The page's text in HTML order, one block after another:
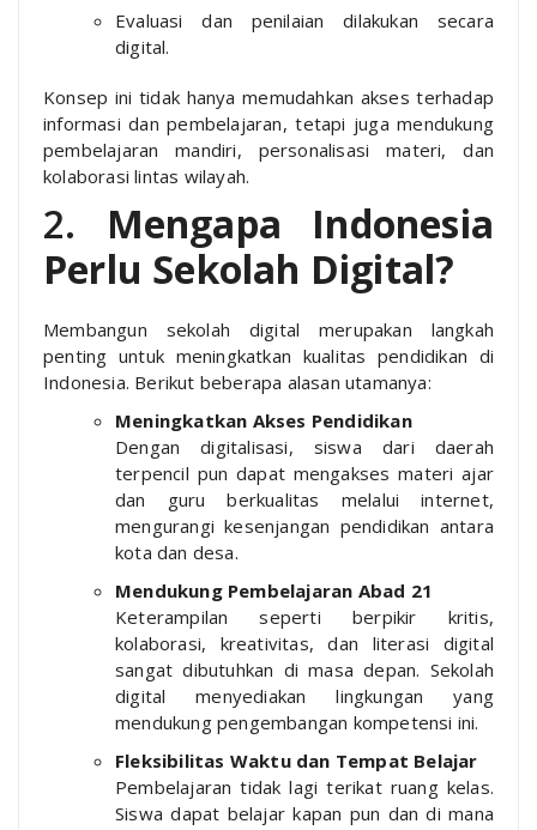
Evaluasi dan penilaian dilakukan secara
digital.
Konsep ini tidak hanya memudahkan akses terhadap
informasi dan pembelajaran, tetapi juga mendukung
pembelajaran mandiri, personalisasi materi, dan
kolaborasi lintas wilayah.
2. Mengapa Indonesia
Perlu Sekolah Digital?
Membangun sekolah digital merupakan langkah
penting untuk meningkatkan kualitas pendidikan di
Indonesia. Berikut beberapa alasan utamanya:
Meningkatkan Akses Pendidikan
Dengan digitalisasi, siswa dari daerah
terpencil pun dapat mengakses materi ajar
dan guru berkualitas melalui internet,
mengurangi kesenjangan pendidikan antara
kota dan desa.
Mendukung Pembelajaran Abad 21
Keterampilan seperti berpikir kritis,
kolaborasi, kreativitas, dan literasi digital
sangat dibutuhkan di masa depan. Sekolah
digital menyediakan lingkungan yang
mendukung pengembangan kompetensi ini.
Fleksibilitas Waktu dan Tempat Belajar
Pembelajaran tidak lagi terikat ruang kelas.
Siswa dapat belajar kapan pun dan di mana